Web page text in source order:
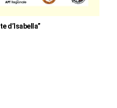
d’Isabella”